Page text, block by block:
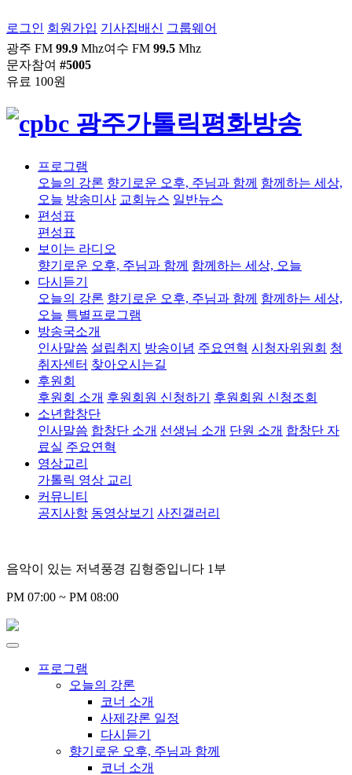
로그인 회원가입 기사집배신 그룹웨어
광주 FM 99.9 Mhz여수 FM 99.5 Mhz
문자참여 #5005
유료 100원
프로그램
오늘의 강론 향기로운 오후, 주님과 함께 함께하는 세상,
오늘 방송미사 교회뉴스 일반뉴스
편성표
편성표
보이는 라디오
향기로운 오후, 주님과 함께 함께하는 세상, 오늘
다시듣기
오늘의 강론 향기로운 오후, 주님과 함께 함께하는 세상,
오늘 특별프로그램
방송국소개
인사말씀 설립취지 방송이념 주요연혁 시청자위원회 청
취자센터 찾아오시는길
후원회
후원회 소개 후원회원 신청하기
후원회원 신청조회
소년합창단
인사말씀 합창단 소개 선생님 소개 단원 소개 합창단 자
료실 주요연혁
영상교리
가톨릭 영상 교리
커뮤니티
공지사항 동영상보기 사진갤러리
음악이 있는 저녁풍경 김형중입니다 1부
PM 07:00 ~ PM 08:00
프로그램
오늘의 강론
코너 소개
사제강론 일정
다시듣기
향기로운 오후, 주님과 함께
코너 소개